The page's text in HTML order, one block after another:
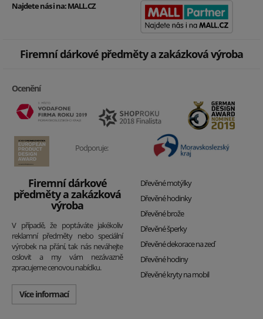
Najdete nás i na:MALL.CZ
Firemní dárkové předměty a zakázková výroba
Ocenění
Podporuje:
Firemní dárkové
předměty a zakázková
výroba
V případě, že poptáváte jakékoliv
reklamní předměty nebo speciální
výrobek na přání, tak nás neváhejte
oslovit a my vám nezávazně
zpracujeme cenovou nabídku.
Více informací
Dřevěné motýlky
Dřevěné hodinky
Dřevěné brože
Dřevěné šperky
Dřevěné dekorace na zeď
Dřevěné hodiny
Dřevěné kryty na mobil